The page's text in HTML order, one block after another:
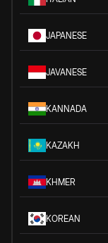
JAPANESE
JAVANESE
KANNADA
KAZAKH
KHMER
KOREAN